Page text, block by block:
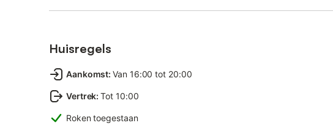
Huisregels
Aankomst: Van 16:00 tot 20:00
Vertrek: Tot 10:00
Roken toegestaan